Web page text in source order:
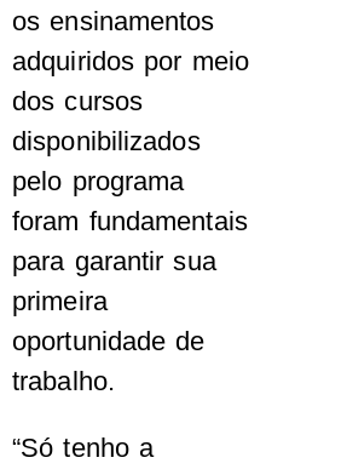
os ensinamentos
adquiridos por meio
dos cursos
disponibilizados
pelo programa
foram fundamentais
para garantir sua
primeira
oportunidade de
trabalho.
“Só tenho a